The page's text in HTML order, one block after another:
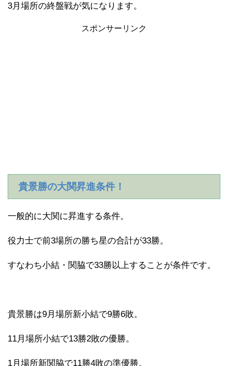
3月場所の終盤戦が気になります。
スポンサーリンク
貴景勝の大関昇進条件！
一般的に大関に昇進する条件。
役力士で前3場所の勝ち星の合計が33勝。
すなわち小結・関脇で33勝以上することが条件です。
貴景勝は9月場所新小結で9勝6敗。
11月場所小結で13勝2敗の優勝。
1月場所新関脇で11勝4敗の準優勝。